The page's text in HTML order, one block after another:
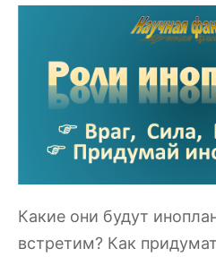
Какие они будут
встретим? Как